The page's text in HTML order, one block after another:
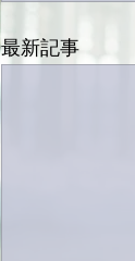
最新記事